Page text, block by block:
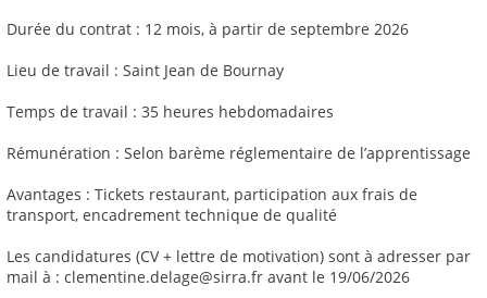
Durée du contrat : 12 mois, à partir de septembre 2026
Lieu de travail : Saint Jean de Bournay
Temps de travail : 35 heures hebdomadaires
Rémunération : Selon barème réglementaire de l’apprentissage
Avantages : Tickets restaurant, participation aux frais de
transport, encadrement technique de qualité
Les candidatures (CV + lettre de motivation) sont à adresser par
mail à : clementine.delage@sirra.fr avant le 19/06/2026